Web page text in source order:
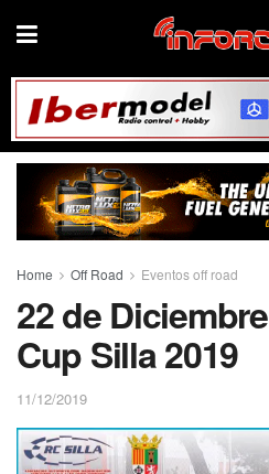
Home Off Road Eventos off road
22 de
Cup Silla 2019
11/12/2019